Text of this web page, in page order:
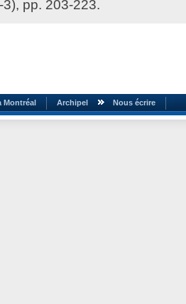
3), pp. 203-223.
Montréal Archipel Nous écrire